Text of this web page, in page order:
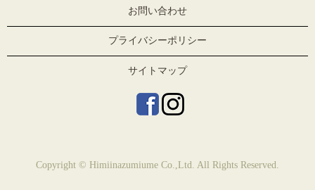
お問い合わせ
プライバシーポリシー
サイトマップ
Copyright © Himiinazumiume Co.,Ltd. All Rights Reserved.